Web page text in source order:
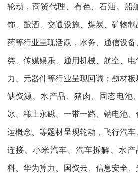
轮动，商贸代理、有色、石油、船
饰、酿酒、交通设施、煤炭、矿物
药等行业呈现活跃，水务、通信设
类、传媒娱乐、通用机械、航空、
力、元器件等行业呈现回调；题材
缺资源、水产品、猪肉、固态电池
冰、稀土永磁、一带一路、钠电池
运概念、等题材呈现轮动，飞行汽
连接、小米汽车、汽车拆解、水产
料、华为算力、国资云、信息安全、